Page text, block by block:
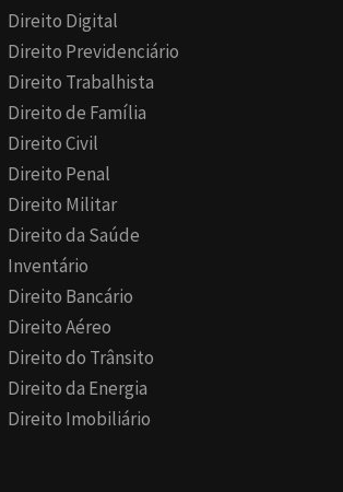
Direito Digital
Direito Previdenciário
Direito Trabalhista
Direito de Família
Direito Civil
Direito Penal
Direito Militar
Direito da Saúde
Inventário
Direito Bancário
Direito Aéreo
Direito do Trânsito
Direito da Energia
Direito Imobiliário